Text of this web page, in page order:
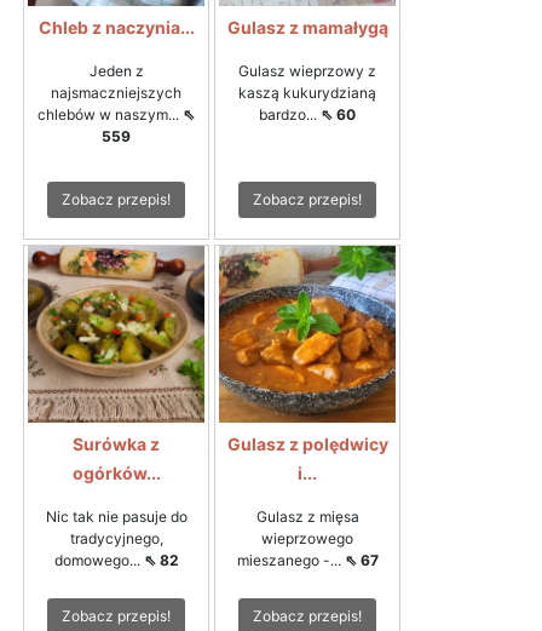
Chleb z naczynia...
Jeden z
najsmaczniejszych
chlebów w naszym... ⇖
559
Zobacz przepis!
Gulasz z mamałygą
Gulasz wieprzowy z
kaszą kukurydzianą
bardzo... ⇖ 60
Zobacz przepis!
Surówka z
ogórków...
Nic tak nie pasuje do
tradycyjnego,
domowego... ⇖ 82
Zobacz przepis!
Gulasz z polędwicy
i...
Gulasz z mięsa
wieprzowego
mieszanego -... ⇖ 67
Zobacz przepis!